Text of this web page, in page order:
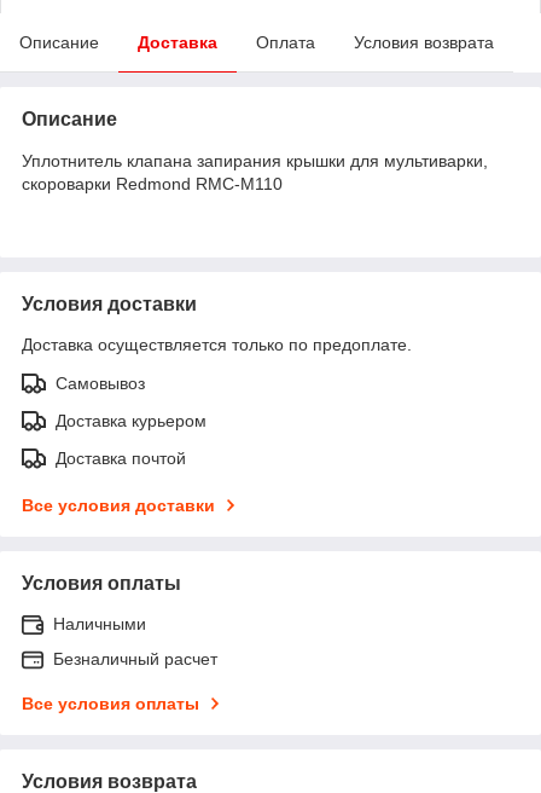
Описание Доставка Оплата Условия возврата
Описание
Уплотнитель клапана запирания крышки для мультиварки,
скороварки Redmond RMC-M110
Условия доставки
Доставка осуществляется только по предоплате.
Самовывоз
Доставка курьером
Доставка почтой
Все условия доставки
Условия оплаты
Наличными
Безналичный расчет
Все условия оплаты
Условия возврата